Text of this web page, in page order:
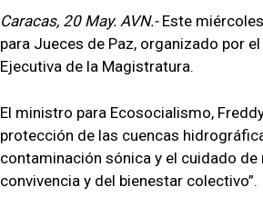
Caracas, 20 May. AVN.- Este
para Jueces de Paz, organizado por
Ejecutiva de la Magistratura.
El ministro para Ecosocialismo,
protección de las cuencas
contaminación sónica y el cuidado
convivencia y del bienestar colectivo”.